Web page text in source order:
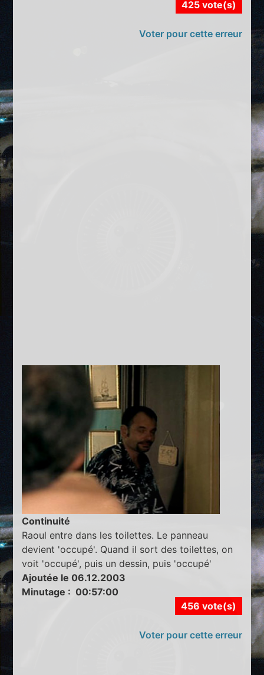
425 vote(s)
Voter pour cette erreur
Continuité
Raoul entre dans les toilettes. Le panneau
devient 'occupé'. Quand il sort des toilettes, on
voit 'occupé', puis un dessin, puis 'occupé'
Ajoutée le 06.12.2003
Minutage : 00:57:00
456 vote(s)
Voter pour cette erreur